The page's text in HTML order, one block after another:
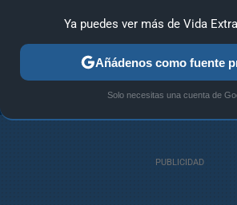
ANÁLISIS GUÍAS Y TRUCOS PC
Ya puedes ver más de Vida
Añádenos como fuente
Solo necesitas una cuenta de